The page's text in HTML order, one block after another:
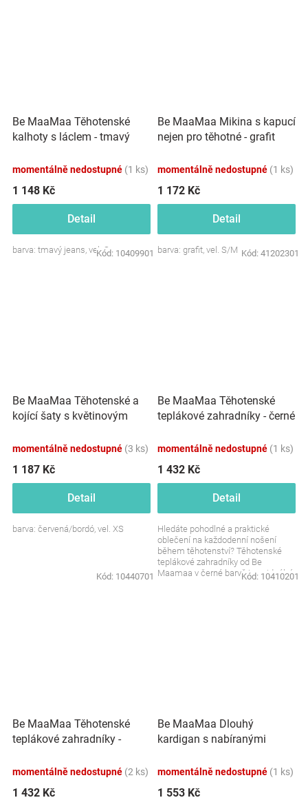
Be MaaMaa Těhotenské
kalhoty s láclem - tmavý
momentálně nedostupné (1 ks)
1 148 Kč
Detail
barva: tmavý jeans, vel. S
Kód: 10409901
Be MaaMaa Mikina s kapucí
nejen pro těhotné - grafit
momentálně nedostupné (1 ks)
1 172 Kč
Detail
barva: grafit, vel. S/M Kód: 41202301
Be MaaMaa Těhotenské a
kojící šaty s květinovým
červené/bordó
momentálně nedostupné (3 ks)
1 187 Kč
Detail
barva: červená/bordó, vel. XS
Kód: 10440701
Be MaaMaa Těhotenské
teplákové zahradníky - černé
momentálně nedostupné (1 ks)
1 432 Kč
Detail
Hledáte pohodlné a praktické
oblečení na každodenní nošení
během těhotenství? Těhotenské
teplákové zahradníky od Be
Maamaa v černé barvě jsou ideální
Kód: 10410201
Be MaaMaa Těhotenské
teplákové zahradníky -
momentálně nedostupné (2 ks)
1 432 Kč
Be MaaMaa Dlouhý
kardigan s nabíranými
mátový
momentálně nedostupné (1 ks)
1 553 Kč